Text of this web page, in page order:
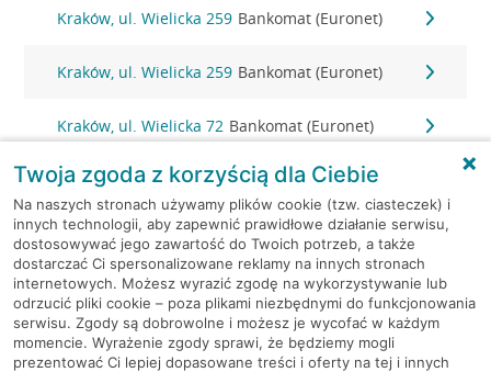
Kraków, ul. Wielicka 259 Bankomat (Euronet)
Kraków, ul. Wielicka 259 Bankomat (Euronet)
Kraków, ul. Wielicka 72 Bankomat (Euronet)
Kraków, ul. Wielicka 72 Bankomat (Euronet)
Kraków, ul. Wielicka 72 Bankomat (Euronet)
Kraków, ul. Wielicka 79 Bankomat (Euronet)
Kraków, ul. Wiślna 6 Bankomat (Euronet)
Twoja zgoda z korzyścią dla Ciebie
Na naszych stronach używamy plików cookie (tzw. ciasteczek) i
innych technologii, aby zapewnić prawidłowe działanie serwisu,
dostosowywać jego zawartość do Twoich potrzeb, a także
dostarczać Ci spersonalizowane reklamy na innych stronach
internetowych. Możesz wyrazić zgodę na wykorzystywanie lub
odrzucić pliki cookie – poza plikami niezbędnymi do funkcjonowania
serwisu. Zgody są dobrowolne i możesz je wycofać w każdym
momencie. Wyrażenie zgody sprawi, że będziemy mogli
prezentować Ci lepiej dopasowane treści i oferty na tej i innych